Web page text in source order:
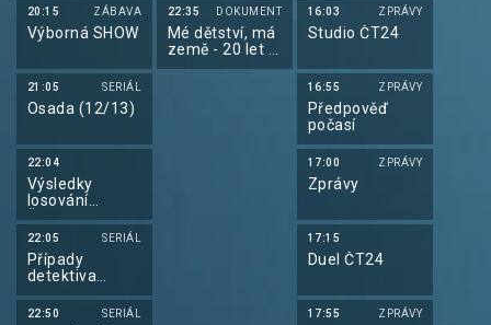
20:15 ZÁBAVA
Výborná SHOW
21:05 SERIÁL
Osada (12/13)
22:04
Výsledky
losování
Šťastných 10
22:05 SERIÁL
Případy
detektiva
Murdocha XVIII
22:50 SERIÁL
22:35 DOKUMENT
Mé dětství, má
země - 20 let v
Afghánistánu
16:03 ZPRÁVY
Studio ČT24
16:55 ZPRÁVY
Předpověď
počasí
17:00 ZPRÁVY
Zprávy
17:15
Duel ČT24
17:55 ZPRÁVY